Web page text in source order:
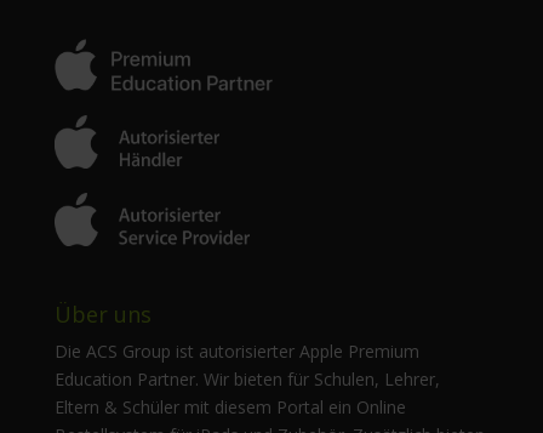
Über uns
Die ACS Group ist autorisierter Apple Premium
Education Partner. Wir bieten für Schulen, Lehrer,
Eltern & Schüler mit diesem Portal ein Online